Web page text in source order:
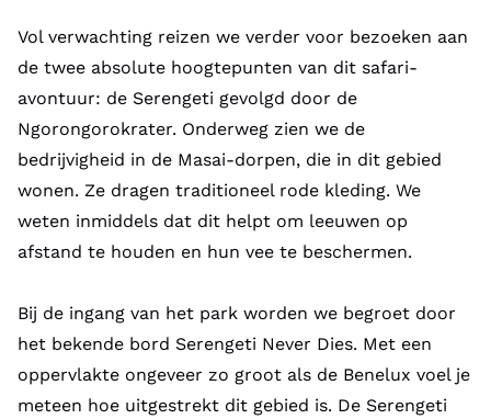
Vol verwachting reizen we verder voor bezoeken aan
de twee absolute hoogtepunten van dit safari-
avontuur: de Serengeti gevolgd door de
Ngorongorokrater. Onderweg zien we de
bedrijvigheid in de Masai-dorpen, die in dit gebied
wonen. Ze dragen traditioneel rode kleding. We
weten inmiddels dat dit helpt om leeuwen op
afstand te houden en hun vee te beschermen.
Bij de ingang van het park worden we begroet door
het bekende bord Serengeti Never Dies. Met een
oppervlakte ongeveer zo groot als de Benelux voel je
meteen hoe uitgestrekt dit gebied is. De Serengeti